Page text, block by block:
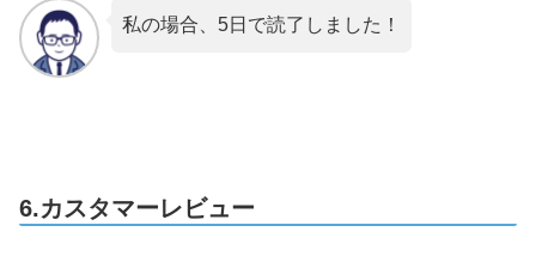
私の場合、5日で読了しました！
6.カスタマーレビュー